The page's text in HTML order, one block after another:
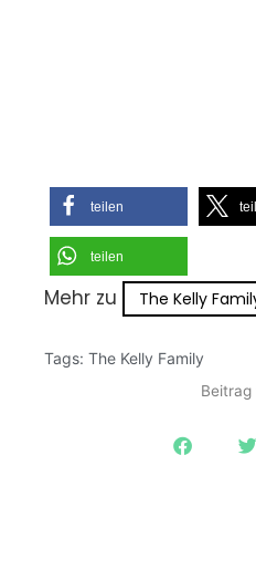
teilen
teilen
Mehr zu The Kelly
Tags: The Kelly Family
Beitrag